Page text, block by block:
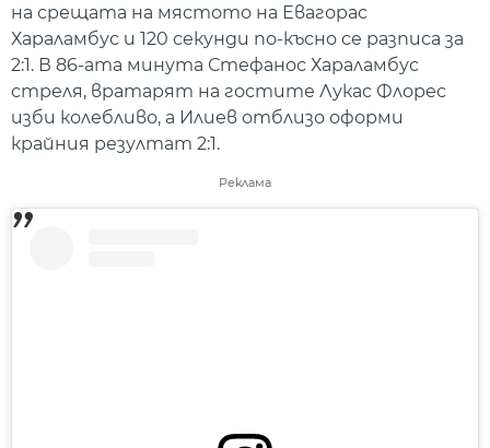
на срещата на мястото на Евагорас
Хараламбус и 120 секунди по-късно се разписа за
2:1. В 86-ата минута Стефанос Хараламбус
стреля, вратарят на гостите Лукас Флорес
изби колебливо, а Илиев отблизо оформи
крайния резултат 2:1.
Реклама